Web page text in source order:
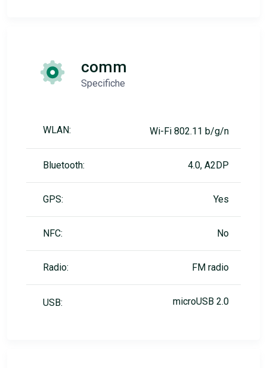
comm
Specifiche
WLAN: Wi-Fi 802.11 b/g/n
Bluetooth: 4.0, A2DP
GPS: Yes
NFC: No
Radio: FM radio
USB: microUSB 2.0